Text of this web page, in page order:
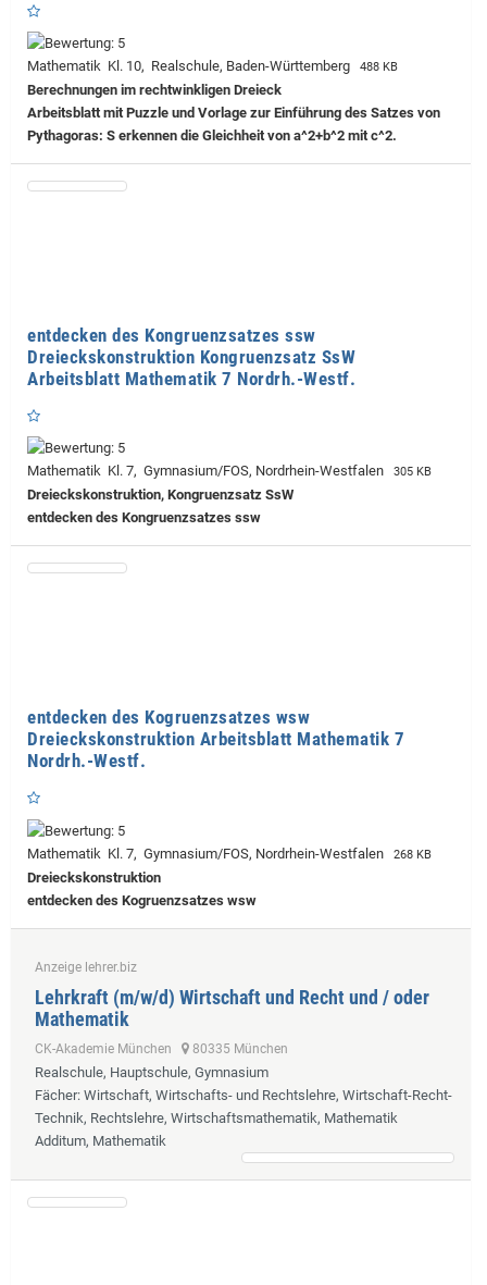
Mathematik Kl. 10, Realschule, Baden-Württemberg 488 KB
Berechnungen im rechtwinkligen Dreieck
Arbeitsblatt mit Puzzle und Vorlage zur Einführung des Satzes von
Pythagoras: S erkennen die Gleichheit von a^2+b^2 mit c^2.
entdecken des Kongruenzsatzes ssw
Dreieckskonstruktion Kongruenzsatz SsW
Arbeitsblatt Mathematik 7 Nordrh.-Westf.
Mathematik Kl. 7, Gymnasium/FOS, Nordrhein-Westfalen 305 KB
Dreieckskonstruktion, Kongruenzsatz SsW
entdecken des Kongruenzsatzes ssw
entdecken des Kogruenzsatzes wsw
Dreieckskonstruktion Arbeitsblatt Mathematik 7
Nordrh.-Westf.
Mathematik Kl. 7, Gymnasium/FOS, Nordrhein-Westfalen 268 KB
Dreieckskonstruktion
entdecken des Kogruenzsatzes wsw
Anzeige lehrer.biz
Lehrkraft (m/w/d) Wirtschaft und Recht und / oder
Mathematik
CK-Akademie München 80335 München
Realschule, Hauptschule, Gymnasium
Fächer: Wirtschaft, Wirtschafts- und Rechtslehre, Wirtschaft-Recht-
Technik, Rechtslehre, Wirtschaftsmathematik, Mathematik
Additum, Mathematik